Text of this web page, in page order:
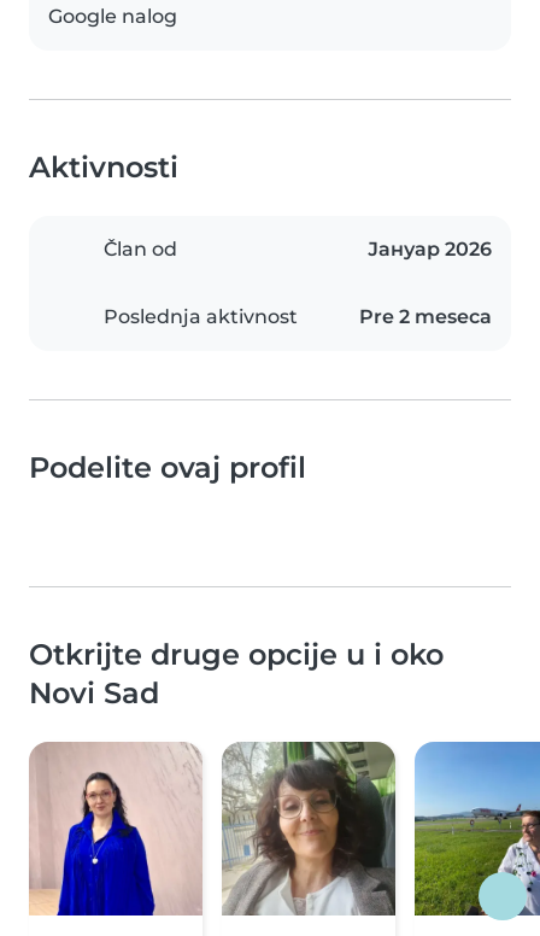
Google nalog
Aktivnosti
Član od Јануар 2026
Poslednja aktivnost Pre 2 meseca
Podelite ovaj profil
Otkrijte druge opcije u i oko
Novi Sad